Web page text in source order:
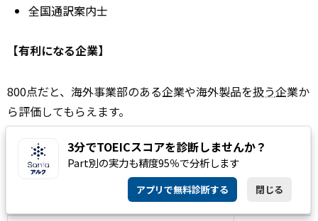
全国通訳案内士
【有利になる企業】
800点だと、海外事業部のある企業や海外製品を扱う企業か
ら評価してもらえます。
800点以上で応募できる企業は以下の通りです。
企業名
3分でTOEICスコアを診断しませんか？
Part別の実力も精度95％で分析します
アプリで無料診断する 閉じる